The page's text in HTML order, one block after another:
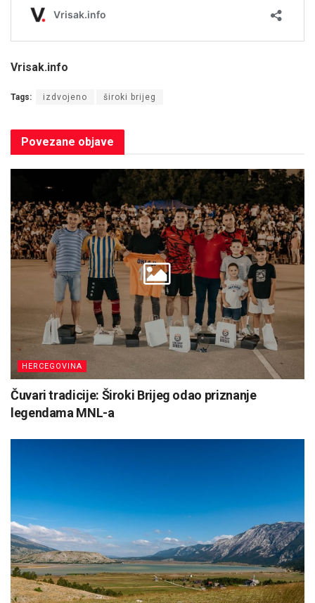
Vrisak.info
Tags: izdvojeno široki brijeg
Povezane objave
HERCEGOVINA
Čuvari tradicije: Široki Brijeg odao priznanje
legendama MNL-a